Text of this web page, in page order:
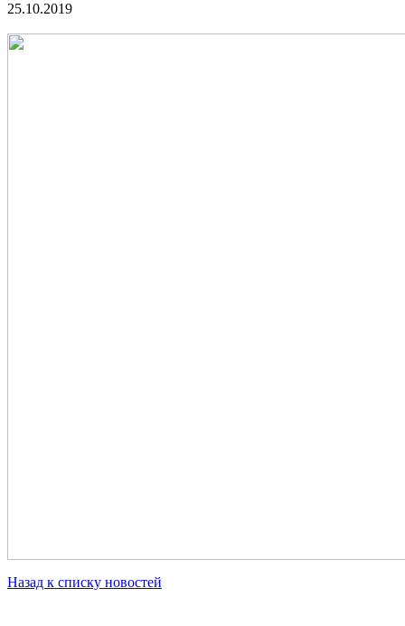
25.10.2019
Назад к списку новостей